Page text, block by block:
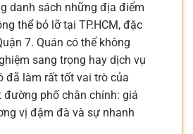
danh sách những địa điểm
thể bỏ lỡ tại TP.HCM, đặc
7. Quán có thể không
sang trọng hay dịch vụ
đã làm rất tốt vai trò của
đường phố chân chính: giá
vị đậm đà và sự nhanh